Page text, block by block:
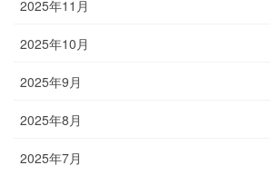
2025年11月
2025年10月
2025年9月
2025年8月
2025年7月